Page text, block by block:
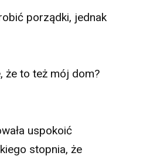
porządki, jednak
że to też mój dom?
uspokoić
stopnia, że